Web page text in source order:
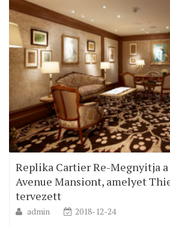
Replika Cartier Re-Megnyitja
Avenue Mansiont, amelyet
tervezett
admin
2018-12-24